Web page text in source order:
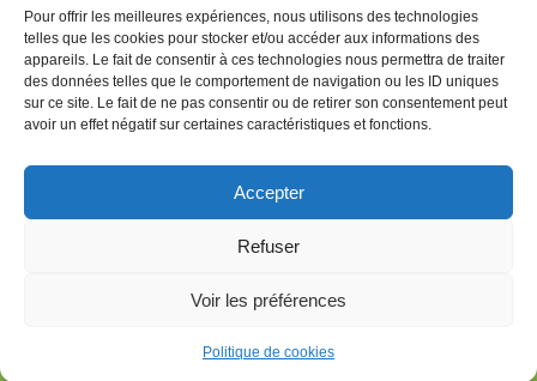
Pour offrir les meilleures expériences, nous utilisons des technologies
telles que les cookies pour stocker et/ou accéder aux informations des
appareils. Le fait de consentir à ces technologies nous permettra de traiter
des données telles que le comportement de navigation ou les ID uniques
sur ce site. Le fait de ne pas consentir ou de retirer son consentement peut
avoir un effet négatif sur certaines caractéristiques et fonctions.
Accepter
Refuser
Voir les préférences
Politique de cookies
Rapport d'activités | 2025
Newsletter
Pour rester au courant, abonnez-vous à la
newsletter CodeNPlay
actualités toutes les 8 semaines.Vous pouvez vous
Nos offres d'emploi
Politique de confidentialité